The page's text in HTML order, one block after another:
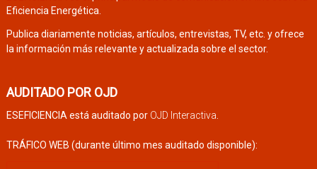
Eficiencia Energética.
Publica diariamente noticias, artículos, entrevistas, TV, etc. y ofrece
la información más relevante y actualizada sobre el sector.
AUDITADO POR OJD
ESEFICIENCIA está auditado por OJD Interactiva
TRÁFICO WEB (durante último mes auditado disponible):